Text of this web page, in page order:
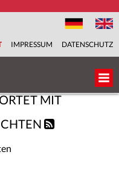
IMPRESSUM DATENSCHUTZ
MIT